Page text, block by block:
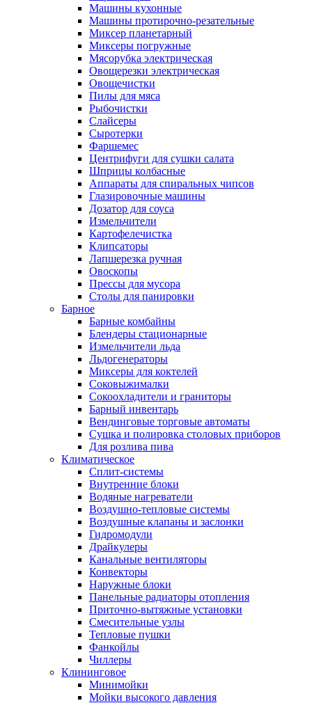
Машины кухонные
Машины протирочно-резательные
Миксер планетарный
Миксеры погружные
Мясорубка электрическая
Овощерезки электрическая
Овощечистки
Пилы для мяса
Рыбочистки
Слайсеры
Сыротерки
Фаршемес
Центрифуги для сушки салата
Шприцы колбасные
Аппараты для спиральных чипсов
Глазировочные машины
Дозатор для соуса
Измельчители
Картофелечистка
Клипсаторы
Лапшерезка ручная
Овоскопы
Прессы для мусора
Столы для панировки
Барное
Барные комбайны
Блендеры стационарные
Измельчители льда
Льдогенераторы
Миксеры для коктелей
Соковыжималки
Сокоохладители и граниторы
Барный инвентарь
Вендинговые торговые автоматы
Сушка и полировка столовых приборов
Для розлива пива
Климатическое
Сплит-системы
Внутренние блоки
Водяные нагреватели
Воздушно-тепловые системы
Воздушные клапаны и заслонки
Гидромодули
Драйкулеры
Канальные вентиляторы
Конвекторы
Наружные блоки
Панельные радиаторы отопления
Приточно-вытяжные установки
Смесительные узлы
Тепловые пушки
Фанкойлы
Чиллеры
Клининговое
Минимойки
Мойки высокого давления